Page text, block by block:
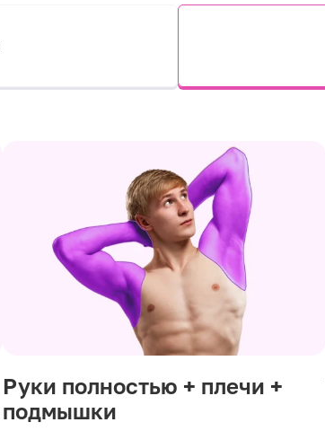
Руки полностью + плечи +
подмышки